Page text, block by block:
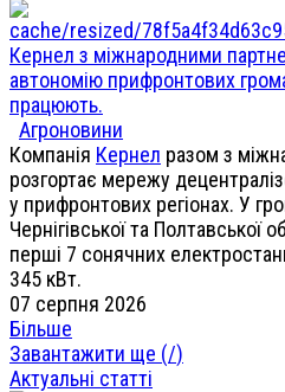
Кернел з міжнародними
автономію прифронтових
працюють.
Агроновини
Компанія Кернел разом з
розгортає мережу
у прифронтових регіонах. У
Чернігівської та
перші 7 сонячних
345 кВт.
07 серпня 2026
Більше
Завантажити ще (/)
Актуальні статті